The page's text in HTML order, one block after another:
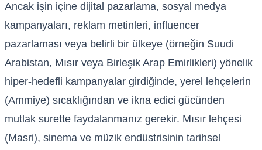
Ancak işin içine dijital pazarlama, sosyal medya
kampanyaları, reklam metinleri, influencer
pazarlaması veya belirli bir ülkeye (örneğin Suudi
Arabistan, Mısır veya Birleşik Arap Emirlikleri) yönelik
hiper-hedefli kampanyalar girdiğinde, yerel lehçelerin
(Ammiye) sıcaklığından ve ikna edici gücünden
mutlak surette faydalanmanız gerekir. Mısır lehçesi
(Masri), sinema ve müzik endüstrisinin tarihsel